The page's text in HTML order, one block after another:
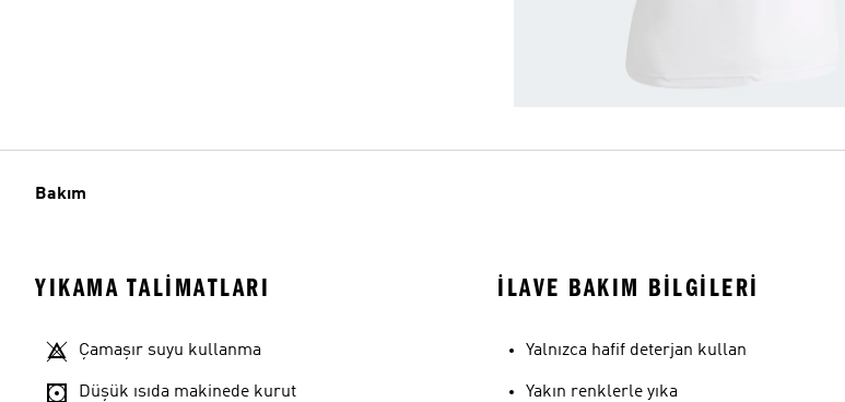
Bakım
YIKAMA TALIMATLARI
Çamaşır suyu kullanma
Düşük ısıda makinede kurut
İLAVE BAKIM BILGILERI
Yalnızca hafif deterjan kullan
Yakın renklerle yıka